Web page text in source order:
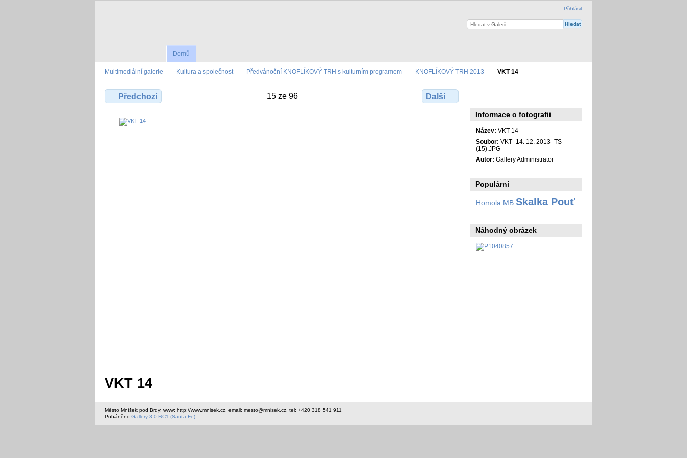
. Přihlásit
Domů
Multimediální galerie Kultura a společnost Předvánoční KNOFLÍKOVÝ TRH s kulturním programem KNOFLÍKOVÝ TRH 2013 VKT 14
Předchozí 15 ze 96 Další
VKT 14
Informace o fotografii
Název: VKT 14
Soubor: VKT_14. 12. 2013_TS
(15).JPG
Autor: Gallery Administrator
Populární
Homola MB Skalka Pouť
Náhodný obrázek
Město Mníšek pod Brdy, www: http://www.mnisek.cz, email: mesto@mnisek.cz, tel: +420 318 541 911
Poháněno Gallery 3.0 RC1 (Santa Fe)